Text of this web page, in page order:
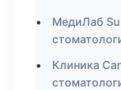
МедиЛаб
Клиника